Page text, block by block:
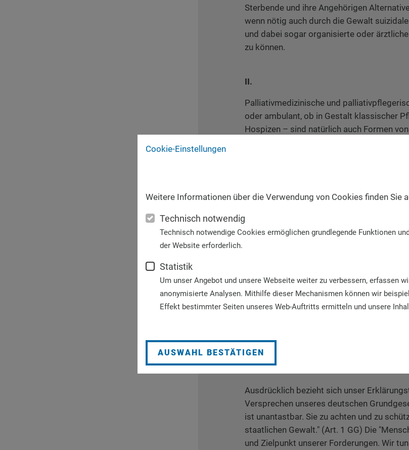
Sterbende und ihre Angehörigen
wenn nötig auch durch die Gewalt
und dabei sogar organisierte oder
zu können.
II.
Palliativmedizinische und
oder ambulant, ob in Gestalt klassischer
Hospizen – sind natürlich auch Formen von
Sterben, die den Sterbenden
persönliche Zuwendung, die besonders
Bedürfnisse aufgreifen und dem
gestaltet einen Raum, in dem der
schwierigsten Phase seines Lebensweges
gewährleisten möchte, erweist sich
palliativmedizinischer wie
Lackmustest ihrer Menschendien-lichkeit
III.
Ausdrücklich bezieht sich unser
Versprechen unseres deutschen
ist unantastbar. Sie zu achten und zu
staatlichen Gewalt." (Art. 1 GG) Die
und Zielpunkt unserer Forderungen. Wir
Cookie-Einstellungen
Weitere Informationen über die Verwendung von Cookies finden Sie
Technisch notwendig
Technisch notwendige Cookies ermöglichen grundlegende Funktionen
der Website erforderlich.
Statistik
Um unser Angebot und unsere Webseite weiter zu verbessern, erfassen
anonymisierte Analysen. Mithilfe dieser Mechanismen können wir
Effekt bestimmter Seiten unseres Web-Auftritts ermitteln und unsere
AUSWAHL BESTÄTIGEN